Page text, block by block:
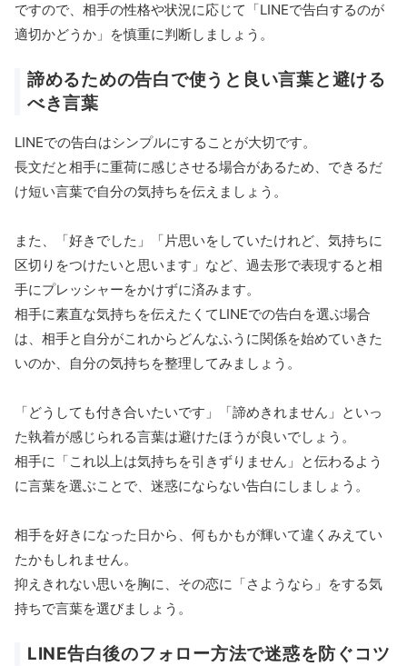
ですので、相手の性格や状況に応じて「LINEで告白するのが
適切かどうか」を慎重に判断しましょう。
諦めるための告白で使うと良い言葉と避ける
べき言葉
LINEでの告白はシンプルにすることが大切です。
長文だと相手に重荷に感じさせる場合があるため、できるだ
け短い言葉で自分の気持ちを伝えましょう。
また、「好きでした」「片思いをしていたけれど、気持ちに
区切りをつけたいと思います」など、過去形で表現すると相
手にプレッシャーをかけずに済みます。
相手に素直な気持ちを伝えたくてLINEでの告白を選ぶ場合
は、相手と自分がこれからどんなふうに関係を始めていきた
いのか、自分の気持ちを整理してみましょう。
「どうしても付き合いたいです」「諦めきれません」といっ
た執着が感じられる言葉は避けたほうが良いでしょう。
相手に「これ以上は気持ちを引きずりません」と伝わるよう
に言葉を選ぶことで、迷惑にならない告白にしましょう。
相手を好きになった日から、何もかもが輝いて違くみえてい
たかもしれません。
抑えきれない思いを胸に、その恋に「さようなら」をする気
持ちで言葉を選びましょう。
LINE告白後のフォロー方法で迷惑を防ぐコツ